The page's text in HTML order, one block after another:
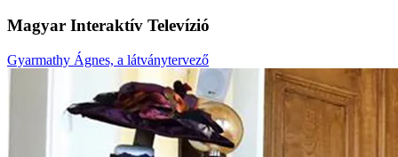
Magyar Interaktív Televízió
Gyarmathy Ágnes, a látványtervező